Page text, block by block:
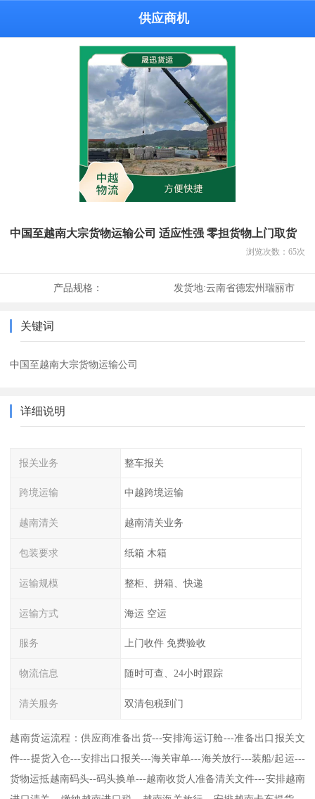
供应商机
中国至越南大宗货物运输公司 适应性强 零担货物上门取货
浏览次数： 65次
产品规格： 发货地:云南省德宏州瑞丽市
关键词
中国至越南大宗货物运输公司
详细说明
报关业务 整车报关
跨境运输 中越跨境运输
越南清关 越南清关业务
包装要求 纸箱 木箱
运输规模 整柜、拼箱、快递
运输方式 海运 空运
服务 上门收件 免费验收
物流信息 随时可查、24小时跟踪
清关服务 双清包税到门
越南货运流程：供应商准备出货---安排海运订舱---准备出口报关文
件---提货入仓---安排出口报关---海关审单---海关放行---装船/起运---
货物运抵越南码头--码头换单---越南收货人准备清关文件---安排越南